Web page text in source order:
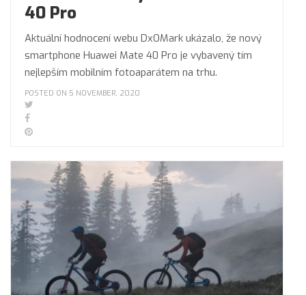
40 Pro
Aktuální hodnocení webu DxOMark ukázalo, že nový
smartphone Huawei Mate 40 Pro je vybavený tím
nejlepším mobilním fotoaparátem na trhu.
POSTED ON 5 NOVEMBER, 2020